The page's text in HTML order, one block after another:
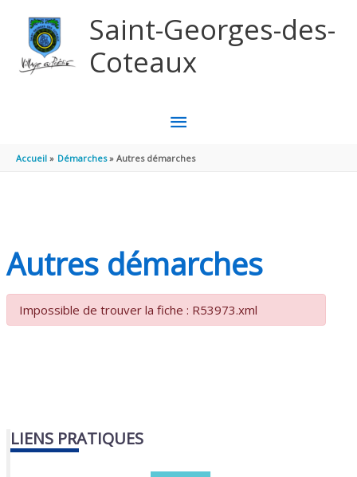
Saint-Georges-des-
Coteaux
MENU
PRINCIPAL
Accueil Démarches Autres démarches
Autres démarches
Impossible de trouver la fiche : R53973.xml
LIENS PRATIQUES